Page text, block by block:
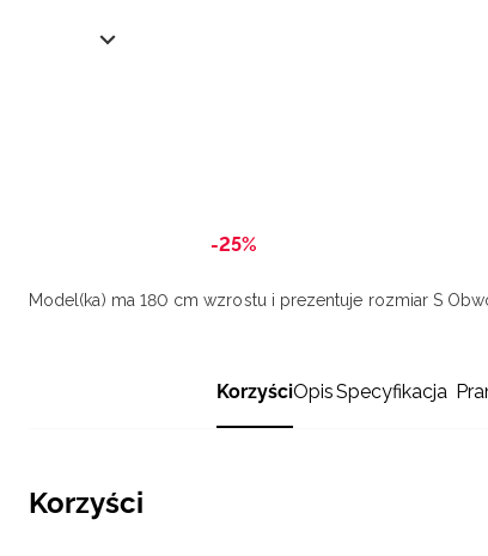
-25%
Model(ka) ma 180 cm wzrostu i prezentuje rozmiar S
KorzyściOpisSpecyfikacja
Korzyści